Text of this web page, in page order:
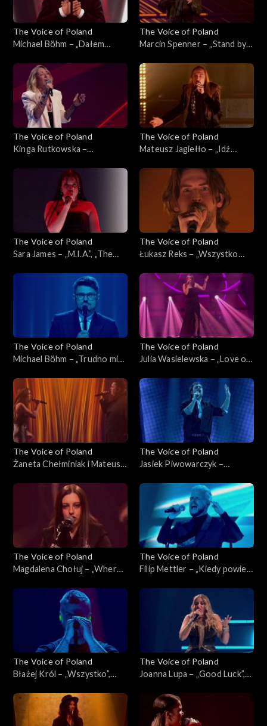
The Voice of Poland
Michael Böhm – „Dałem
Poland”, Live 3, 22 listopada
2025
The Voice of Poland
Marcin Spenner – „Stand by
Poland”, Live 2, 15 listopada
2025
The Voice of Poland
Kinga Rutkowska –
of Poland”, Live 2, 15
listopada 2025
The Voice of Poland
Mateusz Jagiełło – „Idź
Live 2, 15 listopada 2025
The Voice of Poland
Sara James – „M.I.A.”, „The
listopada 2025
The Voice of Poland
Łukasz Reks – „Wszystko
Poland”, Live 2, 15 listopada
The Voice of Poland
Michael Böhm – „Trudno mi
Poland”, Live 2, 15 listopada
2025
The Voice of Poland
Julia Wasielewska – „Love on
Live 2, 15 listopada 2025
The Voice of Poland
Żaneta Chełminiak i Mateusz
Beautiful”, „The Voice of
Poland”, Live 2, 15 listopada
The Voice of Poland
Jasiek Piwowarczyk –
Voice of Poland”, Live 2, 15
listopada 2025
The Voice of Poland
Magdalena Chołuj – „Where
of Poland”, Live 2, 15
listopada 2025
The Voice of Poland
Filip Mettler – „Kiedy powiem
Poland”, Live 2, 15 listopada
The Voice of Poland
Błażej Król – „Wszystko”,
15 listopada 2025
The Voice of Poland
Joanna Lupa – „Good Luck”,
15 listopada 2025